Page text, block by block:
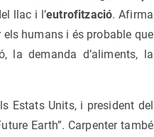
llac i l’eutrofització. Afirma
humans i és probable que
la demanda d’aliments, la
Estats Units, i president del
Earth”. Carpenter també